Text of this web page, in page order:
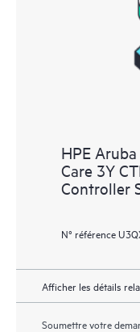
HPE
Care 3Y
Controller
N° référence
Afficher les détails
Soumettre votre